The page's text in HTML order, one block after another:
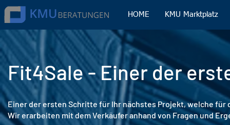
HOME KMU Marktplatz
Fit4Sale - Einer der
Einer der ersten Schritte für Ihr nächstes Projekt, welche für
Wir erarbeiten mit dem Verkäufer anhand von Fragen und